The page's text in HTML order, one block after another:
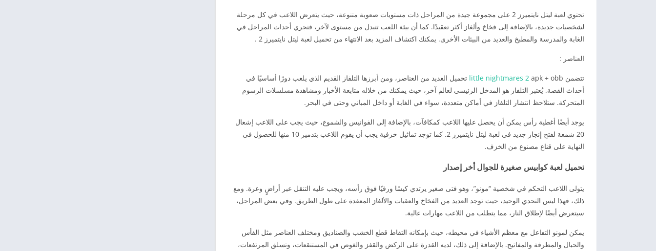
تحتوي لعبة ليتل نايتميرز 2 على مجموعة جيدة من المراحل ذات مستويات صعوبة متنوعة، حيث يتعرض اللاعب في كل مرحلة
لشخصيات جديدة، بالإضافة إلى فخاخ وألغاز أكثر تعقيدًا. كما أن بيئة اللعب تتبدل من مستوى لآخر، فتجري أحداث المراحل في
الغابة والمدرسة والمطبخ والعديد من البيئات الأخرى. يمكنك اكتشاف المزيد بعد الانتهاء من تحميل لعبة ليتل نايتميرز 2 .
العناصر :
تتضمن little nightmares 2 apk + obb تحميل العديد من العناصر، ومن أبرزها التلفاز القديم الذي يلعب دورًا أساسيًا في
أحداث القصة. يُعتبر التلفاز هو المدخل الرئيسي لعالم آخر، حيث يمكنك من خلاله متابعة الأخبار ومشاهدة مسلسلات الرسوم
المتحركة. ستلاحظ انتشار التلفاز في أماكن متعددة، سواء في الغابة أو داخل المباني وحتى في البحر.
يوجد أيضًا أغطية رأس يمكن أن يحصل عليها اللاعب كمكافآت، بالإضافة إلى الفوانيس والشموع، حيث يجب على اللاعب إشعال
20 شمعة لفتح إنجاز جديد في لعبة ليتل نايتميرز 2. كما توجد تماثيل خزفية يجب أن يقوم اللاعب بتدمير 10 منها للحصول في
النهاية على قناع مصنوع من الخزف.
تحميل لعبة كوابيس صغيرة للجوال أخر إصدار
يتولى اللاعب التحكم في شخصية “مونو”، وهو فتى صغير يرتدي كيسًا ورقيًا فوق رأسه، ويجب عليه التنقل عبر أراضٍ وعرة. ومع
ذلك، فهذا ليس التحدي الوحيد، حيث توجد العديد من الفخاخ والعقبات والألغاز المعقدة على طول الطريق. وفي بعض المراحل،
سيتعرض أيضًا لإطلاق النار، مما يتطلب من اللاعب مهارات عالية.
يمكن لمونو التفاعل مع معظم الأشياء في محيطه، حيث بإمكانه التقاط قطع الخشب والصناديق ومختلف العناصر مثل الفأس
والحبال والمطرقة والمفاتيح. بالإضافة إلى ذلك، لديه القدرة على الركض والقفز والغوص في المستنقعات، وتسلق المرتفعات،